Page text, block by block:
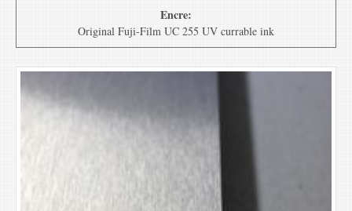
Encre:
Original Fuji-Film UC 255 UV currable ink